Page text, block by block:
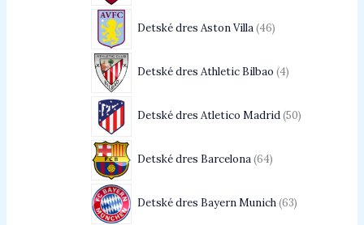
Detské dres Aston Villa 46
Detské dres Athletic Bilbao 4
Detské dres Atletico Madrid 50
Detské dres Barcelona 64
Detské dres Bayern Munich 63